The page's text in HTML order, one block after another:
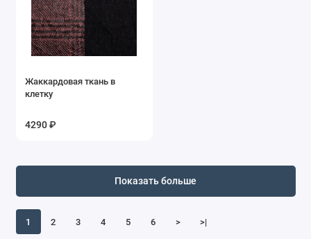
Жаккардовая ткань в
клетку
4290 ₽
1 2 3 4 5 6 > >|
Показать больше